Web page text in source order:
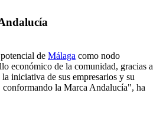
de Málaga como nodo
económico de la comunidad, gracias a
iniciativa de sus empresarios y su
conformando la Marca Andalucía", ha